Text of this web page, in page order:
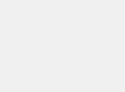
excl GWE: